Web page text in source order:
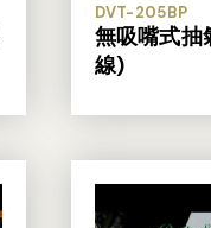
DVT-205BP
無吸嘴式
線)